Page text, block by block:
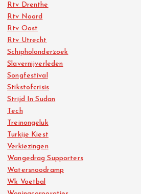
Rtv Drenthe
Rtv Noord
Rtv Oost
Rtv Utrecht
Schipholonderzoek
Slavernijverleden
Songfestival
Stikstofcrisis
Strijd In Sudan
Tech
Treinongeluk
Turkije Kiest
Verkiezingen
Wangedrag Supporters
Watersnoodramp
Wk Voetbal